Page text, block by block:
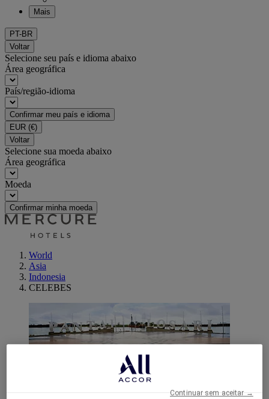
Mais
PT-BR
Voltar
Selecione seu país e idioma abaixo
Área geográfica
País/região-idioma
Confirmar meu país e idioma
EUR (€)
Voltar
Selecione sua moeda abaixo
Área geográfica
Moeda
Confirmar minha moeda
World
Asia
Indonesia
CELEBES
Continuar sem aceitar →